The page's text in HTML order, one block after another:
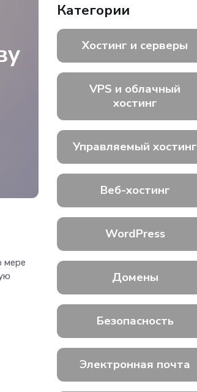
мере
Категории
Хостинг и серверы
VPS и облачный
хостинг
Управляемый хостинг
Веб-хостинг
WordPress
Домены
Безопасность
Электронная почта